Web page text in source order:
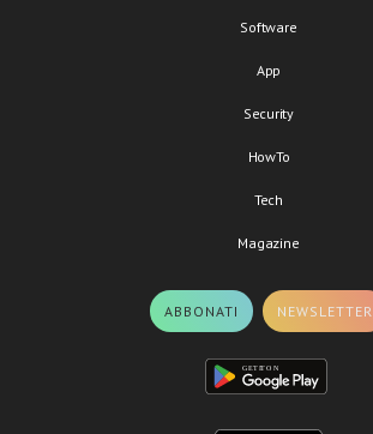
Software
App
Security
HowTo
Tech
Magazine
ABBONATI NEWSLETTER